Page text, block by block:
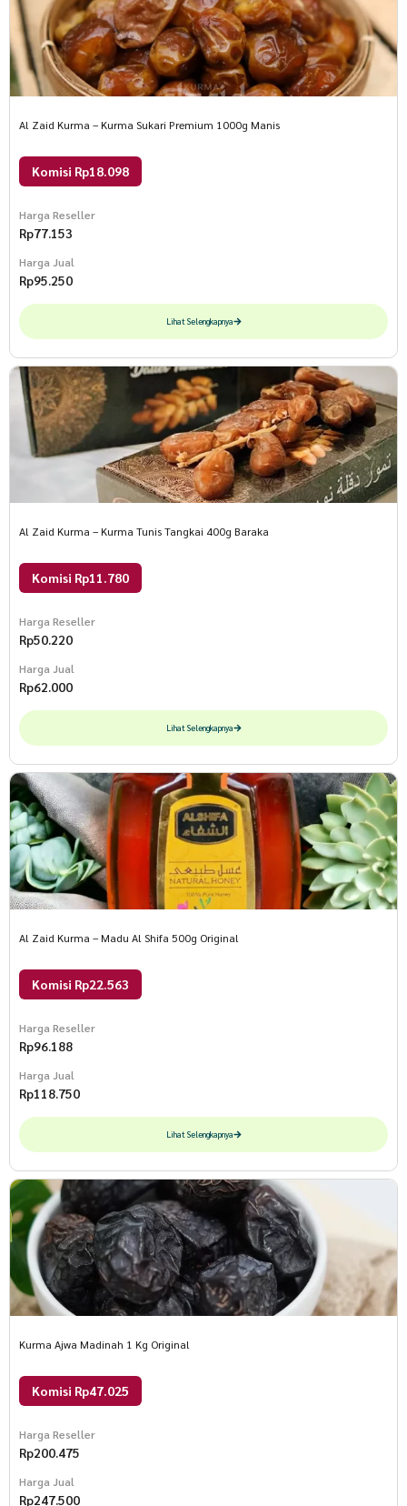
Al Zaid Kurma – Kurma Sukari Premium 1000g Manis
Komisi Rp18.098
Harga Reseller
Rp77.153
Harga Jual
Rp95.250
Lihat Selengkapnya
Al Zaid Kurma – Kurma Tunis Tangkai 400g Baraka
Komisi Rp11.780
Harga Reseller
Rp50.220
Harga Jual
Rp62.000
Lihat Selengkapnya
Al Zaid Kurma – Madu Al Shifa 500g Original
Komisi Rp22.563
Harga Reseller
Rp96.188
Harga Jual
Rp118.750
Lihat Selengkapnya
Kurma Ajwa Madinah 1 Kg Original
Komisi Rp47.025
Harga Reseller
Rp200.475
Harga Jual
Rp247.500